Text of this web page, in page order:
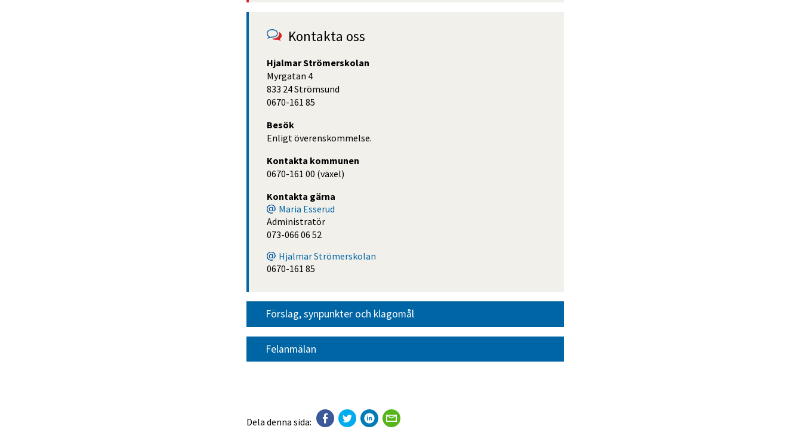
Kontakta oss
Hjalmar Strömerskolan
Myrgatan 4
833 24 Strömsund
0670-161 85
Besök
Enligt överenskommelse.
Kontakta kommunen
0670-161 00 (växel)
Kontakta gärna
Maria Esserud
Administratör
073-066 06 52
Hjalmar Strömerskolan
0670-161 85
Förslag, synpunkter och klagomål
Felanmälan
Dela denna sida: